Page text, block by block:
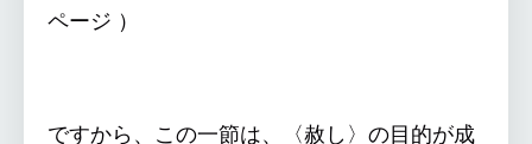
ページ ）
ですから、この一節は、〈赦し〉の目的が成